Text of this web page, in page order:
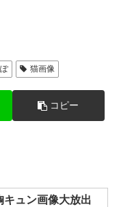
猫画像
コピー
キュン画像大放出